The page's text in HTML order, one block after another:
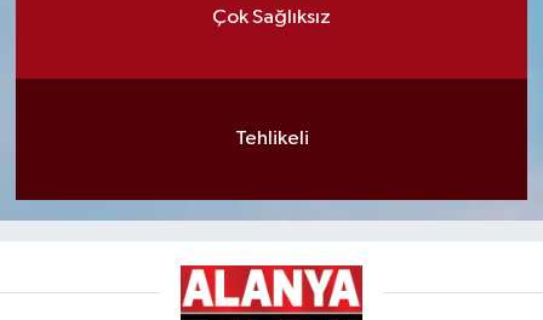
Çok Sağlıksız
Tehlikeli